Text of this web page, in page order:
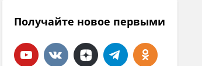
Получайте новое первыми